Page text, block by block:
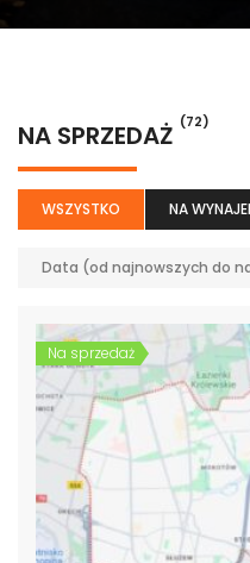
NA SPRZEDAŻ (72)
WSZYSTKO NA
Data (od najnowszych do
Na sprzedaż